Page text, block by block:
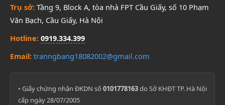
Trụ sở: Tầng 9, Block A, tòa nhà FPT Cầu Giấy, số 10 Phạm
Văn Bạch, Cầu Giấy, Hà Nội
Hotline: 0919.334.399
Email: tranngbang18082002@gmail.com
• Giấy chứng nhận ĐKDN số 0101778163do Sở KHĐT TP. Hà Nội
cấp ngày 28/07/2005